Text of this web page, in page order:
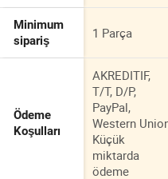
Minimum
sipariş
1 Parça
Ödeme
Koşulları
AKREDITIF,
T/T, D/P,
PayPal,
Western
Küçük
miktarda
ödeme